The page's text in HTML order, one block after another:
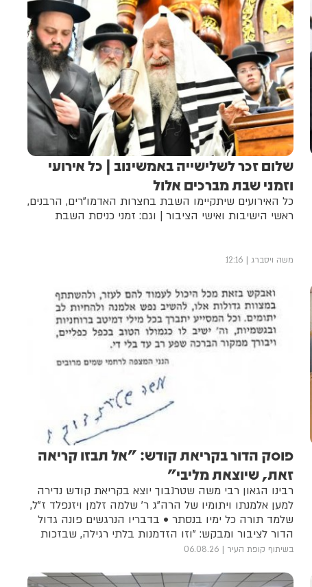
שלום זכר לשלישייה באמשינוב | כל אירועי
וזמני שבת מברכים אלול
כל האירועים שיתקיימו השבת בחצרות האדמו"רים, הרבנים,
ראשי הישיבות ואישי הציבור | וגם: זמני כניסת השבת
משה ויסברג 12:16
פוסק הדור בקריאת קודש: "אל תבזו קריאה
זאת, שיוצאת מליבי"
רבינו הגאון רבי משה שטרנבוך יוצא בקריאת קודש נדירה
למען אלמנתו ויתומיו של הרה"ג ר' שלמה זלמן ויזנפלד ז"ל,
שלמד תורה כל ימיו בנסתר • בדבריו הנרגשים פונה גדול
הדור לציבור ומבקש: "וזו הזדמנות בלתי רגילה, שבזכות
המצווה יזכו לשמירה עליונה, עליהם ועל הילדים שלהם"
בשיתוף קופת העיר 06.08.26